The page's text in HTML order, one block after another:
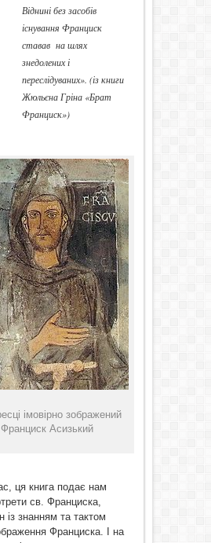
Віднині без засобів
існування Франциск
ставав на шлях
знедолених і
переслідуваних». (із книги
Жюльєна Гріна «Брат
Франциск»)
імовірно зображений
Асизький
ця книга подає нам
св. Франциска,
із знанням та тактом
Франциска. І на